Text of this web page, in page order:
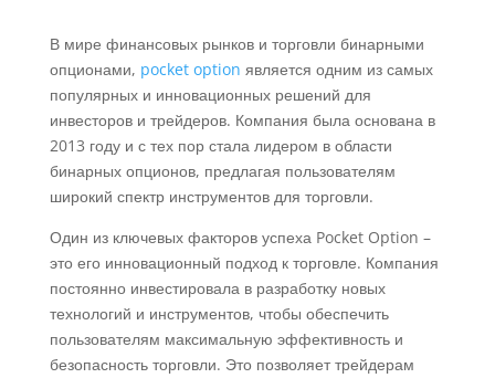
В мире финансовых рынков и торговли бинарными
опционами, pocket option является одним из самых
популярных и инновационных решений для
инвесторов и трейдеров. Компания была основана в
2013 году и с тех пор стала лидером в области
бинарных опционов, предлагая пользователям
широкий спектр инструментов для торговли.
Один из ключевых факторов успеха Pocket Option –
это его инновационный подход к торговле. Компания
постоянно инвестировала в разработку новых
технологий и инструментов, чтобы обеспечить
пользователям максимальную эффективность и
безопасность торговли. Это позволяет трейдерам